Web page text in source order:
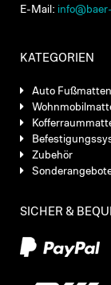
E-Mail:
KATEGORIEN
Auto Fußmatten
Zubehör
SICHER &